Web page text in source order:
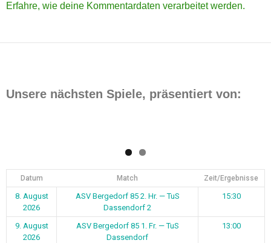
Erfahre, wie deine Kommentardaten verarbeitet werden.
Unsere nächsten Spiele, präsentiert von:
Datum Match Zeit/Ergebnisse
8. August
2026
ASV Bergedorf 85 2. Hr. — TuS
Dassendorf 2
15:30
9. August
2026
ASV Bergedorf 85 1. Fr. — TuS
Dassendorf
13:00